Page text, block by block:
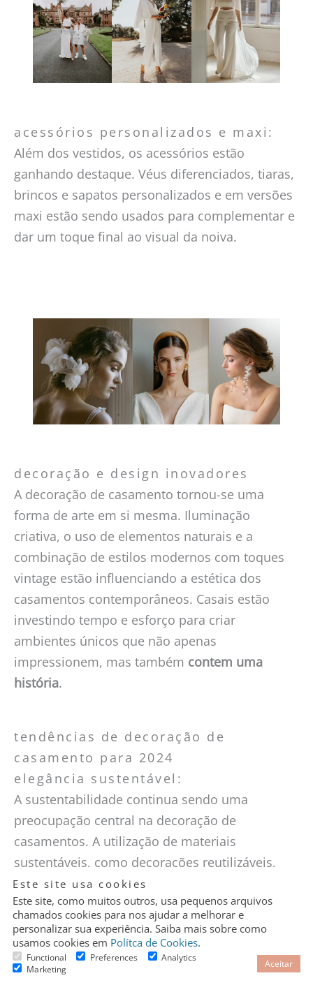
acessórios personalizados e maxi:
Além dos vestidos, os acessórios estão
ganhando destaque. Véus diferenciados, tiaras,
brincos e sapatos personalizados e em versões
maxi estão sendo usados para complementar e
dar um toque final ao visual da noiva.
decoração e design inovadores
A decoração de casamento tornou-se uma
forma de arte em si mesma. Iluminação
criativa, o uso de elementos naturais e a
combinação de estilos modernos com toques
vintage estão influenciando a estética dos
casamentos contemporâneos. Casais estão
investindo tempo e esforço para criar
ambientes únicos que não apenas
impressionem, mas também contem uma
história.
tendências de decoração de
casamento para 2024
elegância sustentável:
A sustentabilidade continua sendo uma
preocupação central na decoração de
casamentos. A utilização de materiais
sustentáveis, como decorações reutilizáveis,
flores locais e sazonais, plantas em vasos,
elementos de decoração e papelaria reciclados,
está em alta. Além disso, casais estão optando
porpráticas eco-friendly,como iluminação de
baixo consumo e redução do desperdício
Este site usa cookies
Este site, como muitos outros, usa pequenos arquivos
chamados cookies para nos ajudar a melhorar e
personalizar sua experiência. Saiba mais sobre como
usamos cookies em Polítca de Cookies.
Cookie
Functional Preferences
Analytics
Marketing
Aceitar